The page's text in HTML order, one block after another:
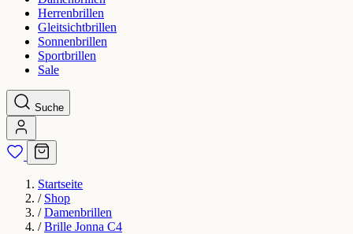
Herrenbrillen
Gleitsichtbrillen
Sonnenbrillen
Sportbrillen
Sale
Suche
Startseite
/ Shop
/ Damenbrillen
/ Brille Jonna C4